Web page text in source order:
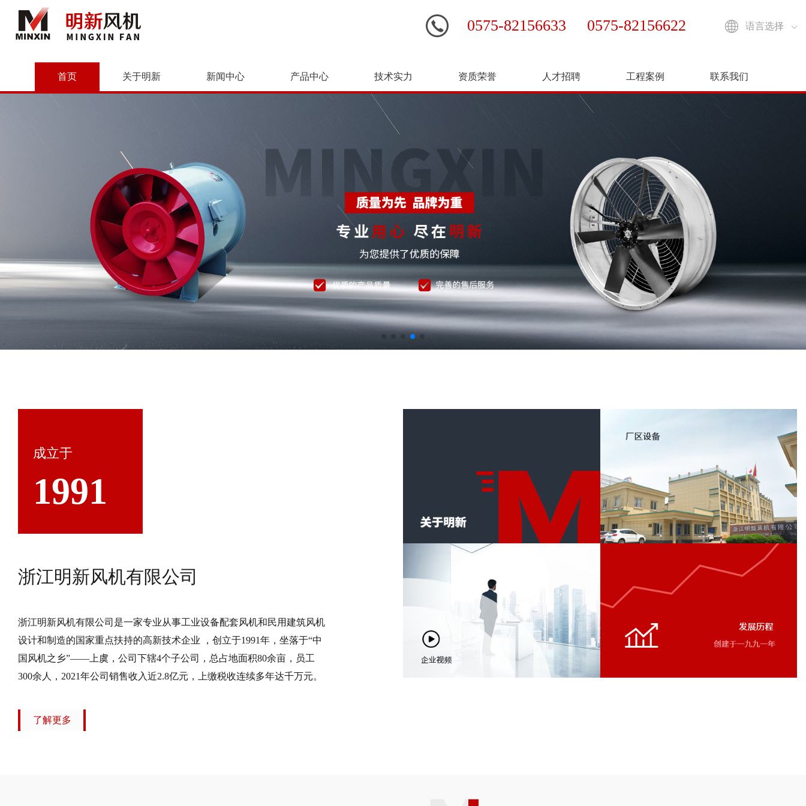
语言选择
0575-82156633 0575-82156622
首页 关于明新 新闻中心 产品中心 技术实力 资质荣誉 人才招聘 工程案例 联系我们
成立于
1991
浙江明新风机有限公司
浙江明新风机有限公司是一家专业从事工业设备配套风机和民用建筑风机
设计和制造的国家重点扶持的高新技术企业 ，创立于1991年，坐落于“中
国风机之乡”——上虞，公司下辖4个子公司，总占地面积80余亩，员工
300余人，2021年公司销售收入近2.8亿元，上缴税收连续多年达千万元。
了解更多